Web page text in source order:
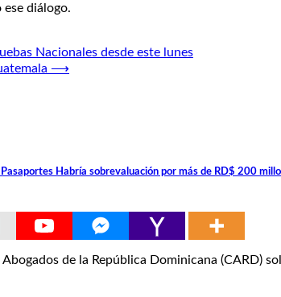
ese diálogo.
Nacionales desde este lunes
⟶
Habría sobrevaluación por más de RD$ 200
de la República Dominicana (CARD)